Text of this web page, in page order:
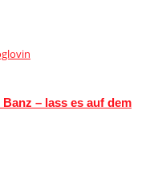
– lass es auf dem